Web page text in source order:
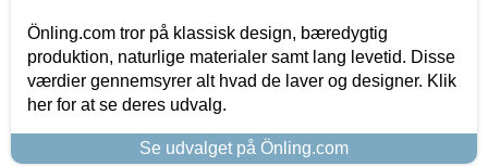
Önling.com tror på klassisk design, bæredygtig
produktion, naturlige materialer samt lang levetid. Disse
værdier gennemsyrer alt hvad de laver og designer. Klik
her for at se deres udvalg.
Se udvalget på Önling.com